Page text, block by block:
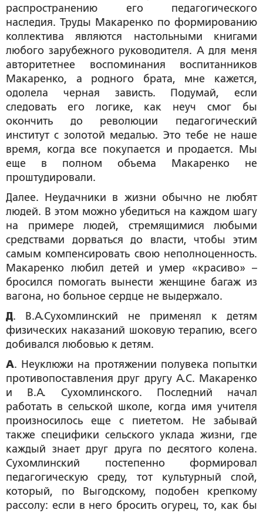
распространению его педагогического
наследия. Труды Макаренко по формированию
коллектива являются настольными книгами
любого зарубежного руководителя. А для меня
авторитетнее воспоминания воспитанников
Макаренко, а родного брата, мне кажется,
одолела черная зависть. Подумай, если
следовать его логике, как неуч смог бы
окончить до революции педагогический
институт с золотой медалью. Это тебе не наше
время, когда все покупается и продается. Мы
еще в полном объема Макаренко не
проштудировали.
Далее. Неудачники в жизни обычно не любят
людей. В этом можно убедиться на каждом шагу
на примере людей, стремящимися любыми
средствами дорваться до власти, чтобы этим
самым компенсировать свою неполноценность.
Макаренко любил детей и умер «красиво» –
бросился помогать вынести женщине багаж из
вагона, но больное сердце не выдержало.
Д. В.А.Сухомлинский не применял к детям
физических наказаний шоковую терапию, всего
добивался любовью к детям.
А. Неуклюжи на протяжении полувека попытки
противопоставления друг другу А.С. Макаренко
и В.А. Сухомлинского. Последний начал
работать в сельской школе, когда имя учителя
произносилось еще с пиететом. Не забывай
также специфики сельского уклада жизни, где
каждый знает друг друга по десятого колена.
Сухомлинский постепенно формировал
педагогическую среду, тот культурный слой,
который, по Выгодскому, подобен крепкому
рассолу: если в него бросить огурец, то, как бы